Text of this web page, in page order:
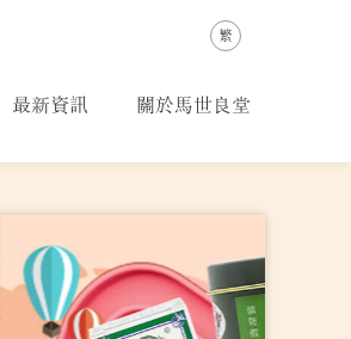
繁
最新資訊 關於馬世良堂